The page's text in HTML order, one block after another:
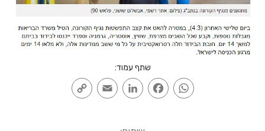
שתף עמוד:
WhatsApp
Facebook
LinkedIn
Email